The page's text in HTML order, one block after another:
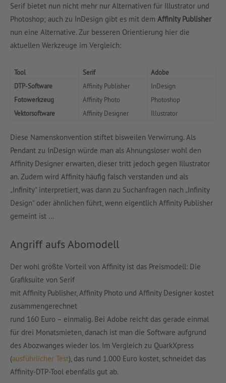
Serif bietet nun nicht mehr nur Alternativen für Illustrator und
Photoshop; auch zu InDesign gibt es mit dem Affinity Publisher
nun eine Alternative. Zur besseren Orientierung hier die
aktuellen Werkzeuge im Vergleich:
Tool Serif
Adobe
DTP-Software
Affinity Publisher
InDesign
Fotowerkzeug
Affinity Photo
Photoshop
Vektorsoftware
Affinity Designer Illustrator
Diese Namenskonvention stiftet bisweilen Verwirrung. Als
Pendant zu InDesign würde man als Ahnungsloser wohl den
Affinity Designer erwarten, dieser tritt jedoch gegen Illustrator
an. Zudem wird Affinity häufig falsch verstanden und als
„Infinity“ interpretiert, was dann zu Suchanfragen nach „Infinity
Design“ oder ähnlichen führt, wenn eigentlich Affinity Publisher
gemeint ist …
Angriff aufs Abomodell
Der wohl größte Vorteil von Affinity ist das Preismodell: Die
Grafiksuite von Serif
mit Affinity Publisher, Affinity Photo und Affinity Designer kostet
zusammengerechnet
rund 160 Euro – einmalig. Bei Adobe reicht das gerade einmal
für drei Monatsmieten, danach ist man die Software aufgrund
des Abozwanges wieder los. Im Vergleich zu QuarkXpress
(ausführlicher Test), das rund 1.000 Euro kostet, schneidet das
Affinity-DTP-Tool ebenfalls gut ab.